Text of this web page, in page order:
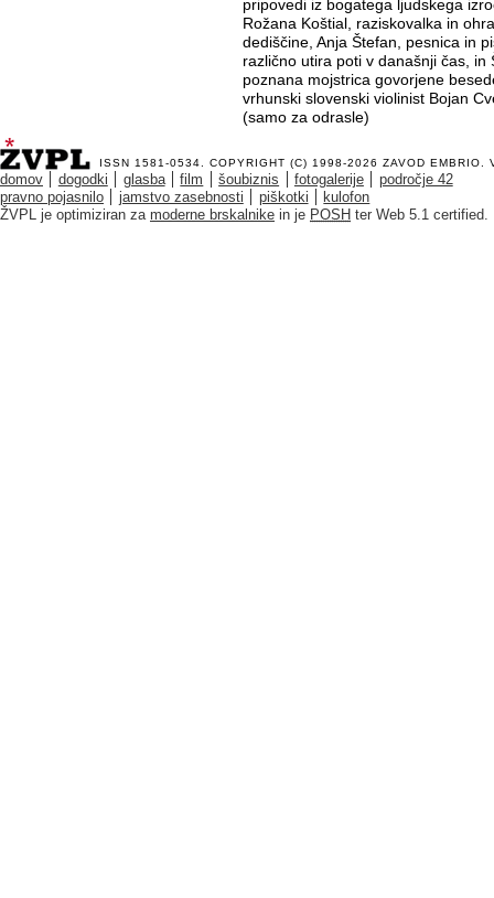
pripovedi iz bogatega ljudskega
Rožana Koštial, raziskovalka in
dediščine, Anja Štefan, pesnica in
različno utira poti v današnji čas,
poznana mojstrica govorjene
vrhunski slovenski violinist Bojan
(samo za odrasle)
ISSN 1581-0534. COPYRIGHT (C) 1998-2026 ZAVOD EMBRIO .
domov dogodki glasba film šoubiznis fotogalerije
področje 42
pravno pojasnilo
jamstvo zasebnosti piškotki
kulofon
ŽVPL je optimiziran za moderne brskalnike in je POSH ter Web 5.1 certified.